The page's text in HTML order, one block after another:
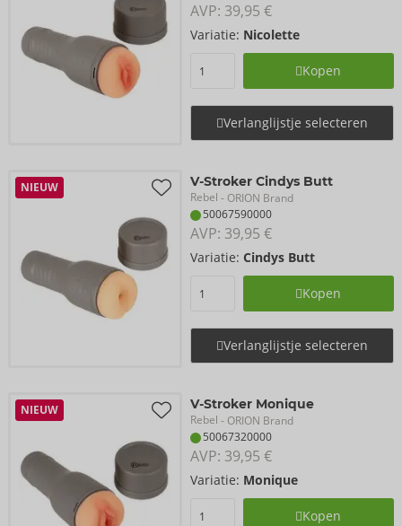
AVP: 39,95 €
Variatie: Nicolette
Kopen
Verlanglijstje selecteren
NIEUW V-Stroker Cindys Butt
Rebel - ORION Brand
50067590000
AVP: 39,95 €
Variatie: Cindys Butt
Kopen
Verlanglijstje selecteren
NIEUW V-Stroker Monique
Rebel - ORION Brand
50067320000
AVP: 39,95 €
Variatie: Monique
Kopen